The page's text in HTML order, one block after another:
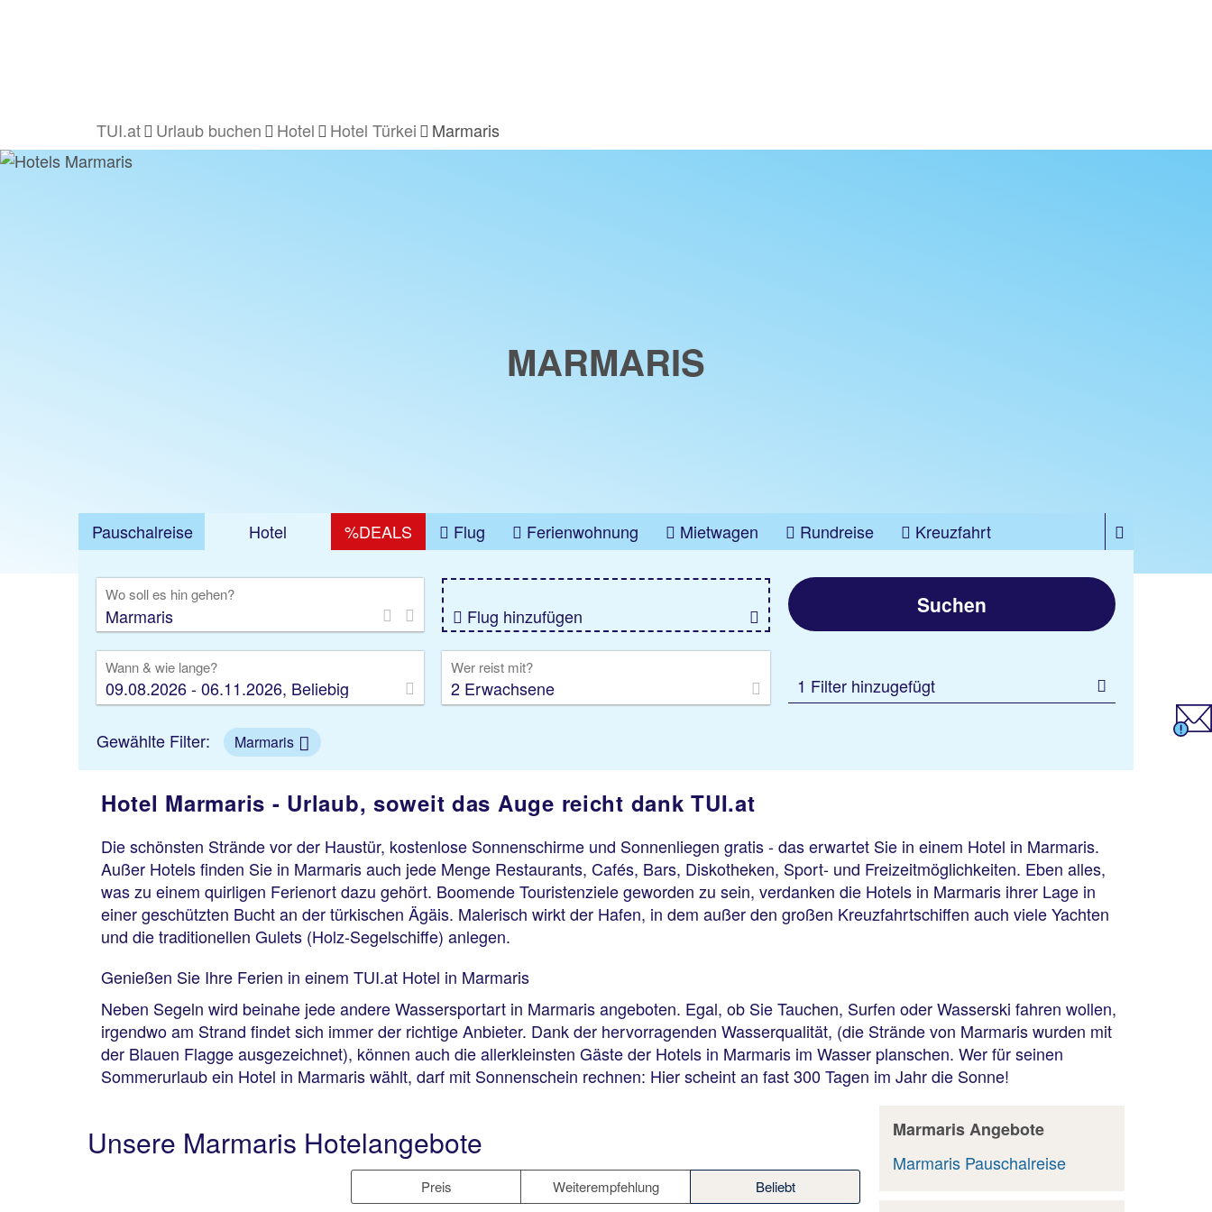
TUI.at Urlaub buchen Hotel Hotel Türkei Marmaris
MARMARIS
Pauschalreise Hotel %DEALS Flug Ferienwohnung Mietwagen Rundreise
Kreuzfahrt
Wo soll es hin gehen?
Flug hinzufügen
Wann & wie lange?
09.08.2026 - 06.11.2026, Beliebig
Wer reist mit?
2 Erwachsene
Suchen
1 Filter hinzugefügt
Gewählte Filter: Marmaris
Hotel Marmaris - Urlaub, soweit das Auge reicht dank TUI.at
Die schönsten Strände vor der Haustür, kostenlose Sonnenschirme und Sonnenliegen gratis - das erwartet Sie in einem Hotel in Marmaris.
Außer Hotels finden Sie in Marmaris auch jede Menge Restaurants, Cafés, Bars, Diskotheken, Sport- und Freizeitmöglichkeiten. Eben alles,
was zu einem quirligen Ferienort dazu gehört. Boomende Touristenziele geworden zu sein, verdanken die Hotels in Marmaris ihrer Lage in
einer geschützten Bucht an der türkischen Ägäis. Malerisch wirkt der Hafen, in dem außer den großen Kreuzfahrtschiffen auch viele Yachten
und die traditionellen Gulets (Holz-Segelschiffe) anlegen.
Genießen Sie Ihre Ferien in einem TUI.at Hotel in Marmaris
Neben Segeln wird beinahe jede andere Wassersportart in Marmaris angeboten. Egal, ob Sie Tauchen, Surfen oder Wasserski fahren wollen,
irgendwo am Strand findet sich immer der richtige Anbieter. Dank der hervorragenden Wasserqualität, (die Strände von Marmaris wurden mit
der Blauen Flagge ausgezeichnet), können auch die allerkleinsten Gäste der Hotels in Marmaris im Wasser planschen. Wer für seinen
Sommerurlaub ein Hotel in Marmaris wählt, darf mit Sonnenschein rechnen: Hier scheint an fast 300 Tagen im Jahr die Sonne!
Unsere Marmaris Hotelangebote
Preis Weiterempfehlung Beliebt
Marmaris Angebote
Marmaris Pauschalreise